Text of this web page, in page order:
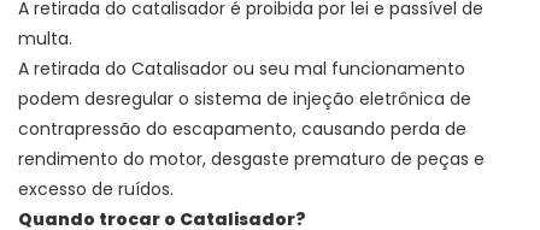
A retirada do catalisador é proibida por lei e passível de
multa.
A retirada do Catalisador ou seu mal funcionamento
podem desregular o sistema de injeção eletrônica de
contrapressão do escapamento, causando perda de
rendimento do motor, desgaste prematuro de peças e
excesso de ruídos.
Quando trocar o Catalisador?